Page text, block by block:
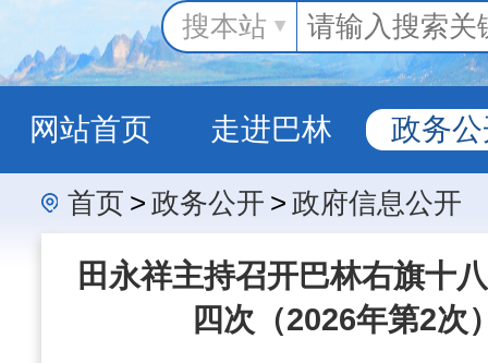
搜本站
网站首页 走进巴林 政务
政务服务
首页 > 政务公开 > 政府信息公开
田永祥主持召开巴林右旗十
四次（2026年第2次